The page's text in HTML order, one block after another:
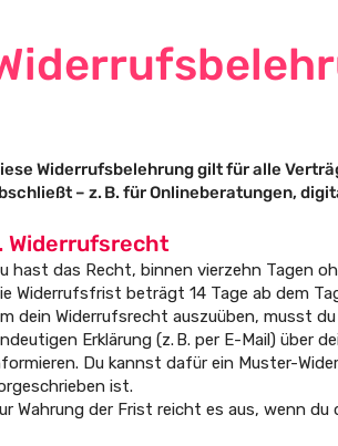
Widerrufsbelehrung gilt für alle
– z. B. für Onlineberatungen,
Widerrufsrecht
hast das Recht, binnen vierzehn Tagen
Widerrufsfrist beträgt 14 Tage ab dem
dein Widerrufsrecht auszuüben, musst
Erklärung (z. B. per E-Mail) über
Du kannst dafür ein Muster-
ist.
Wahrung der Frist reicht es aus, wenn